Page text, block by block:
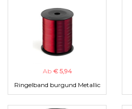
Ab € 5,94
Ringelband burgund Metallic